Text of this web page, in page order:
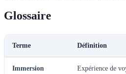
Glossaire
Terme Définition
Immersion
Expérience de